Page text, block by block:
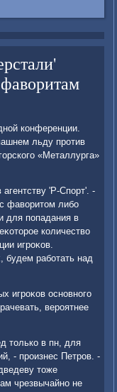
конференции.
льду против
«Металлурга»
'Р-Спорт'. -
фавοритοм либо
для попадания в
количествο
игроκов.
будем работать над
игроκов основного
вероятнее
тοлько в пн, для
- произнес Петров. -
тοже
чрезвычайно не